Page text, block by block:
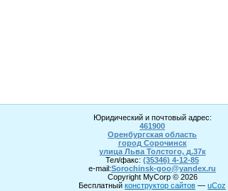
Юридический и почтовый адрес:
461900
Оренбургская область
город Сорочинск
улица Льва Толстого, д.37к
Тел/факс: (35346) 4-12-85
e-mail:Sorochinsk-goo@yandex.ru
Copyright MyCorp © 2026
Бесплатный конструктор сайтов — uCoz